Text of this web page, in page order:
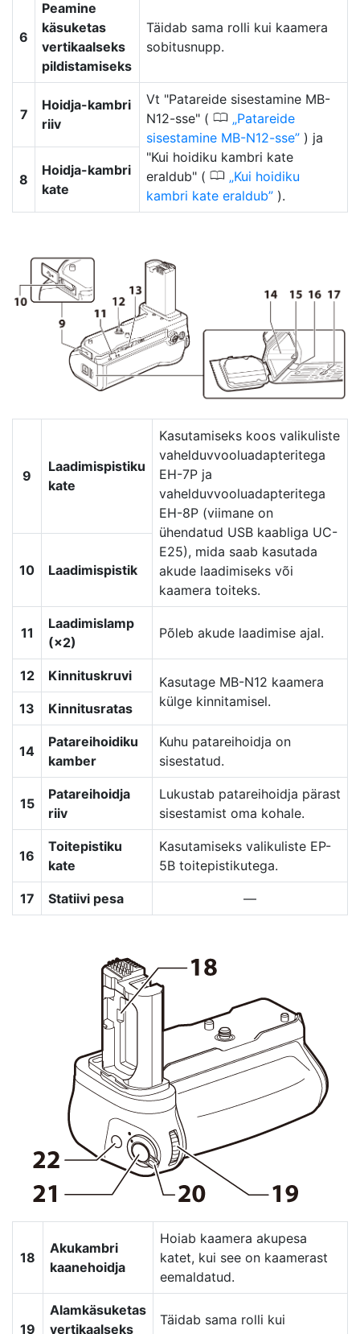
6
Peamine
käsuketas
vertikaalseks
pildistamiseks
Täidab sama rolli kui kaamera
sobitusnupp.
7
Hoidja-kambri
riiv
Vt "Patareide sisestamine MB-
N12-sse" ( 0 Patareide
sisestamine MB-N12-sse ) ja
"Kui hoidiku kambri kate
eraldub" ( 0 Kui hoidiku
kambri kate eraldub
).
8
Hoidja-kambri
kate
9
Laadimispistiku
kate
Kasutamiseks koos valikuliste
vahelduvvooluadapteritega
EH-7P ja
vahelduvvooluadapteritega
EH-8P (viimane on
ühendatud USB kaabliga UC-
E25), mida saab kasutada
akude laadimiseks või
kaamera toiteks.
10 Laadimispistik
11
Laadimislamp
(×2)
Põleb akude laadimise ajal.
12 Kinnituskruvi
Kasutage MB-N12 kaamera
külge kinnitamisel.
13 Kinnitusratas
14
Patareihoidiku
kamber
Kuhu patareihoidja on
sisestatud.
15
Patareihoidja
riiv
Lukustab patareihoidja pärast
sisestamist oma kohale.
16
Toitepistiku
kate
Kasutamiseks valikuliste EP-
5B toitepistikutega.
17 Statiivi pesa —
18
Akukambri
kaanehoidja
Hoiab kaamera akupesa
katet, kui see on kaamerast
eemaldatud.
19
Alamkäsuketas
vertikaalseks
Täidab sama rolli kui